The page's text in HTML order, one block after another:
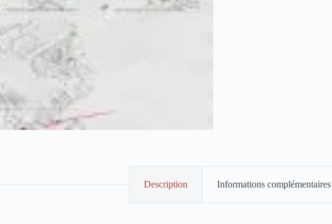
Description Informations complémentaires